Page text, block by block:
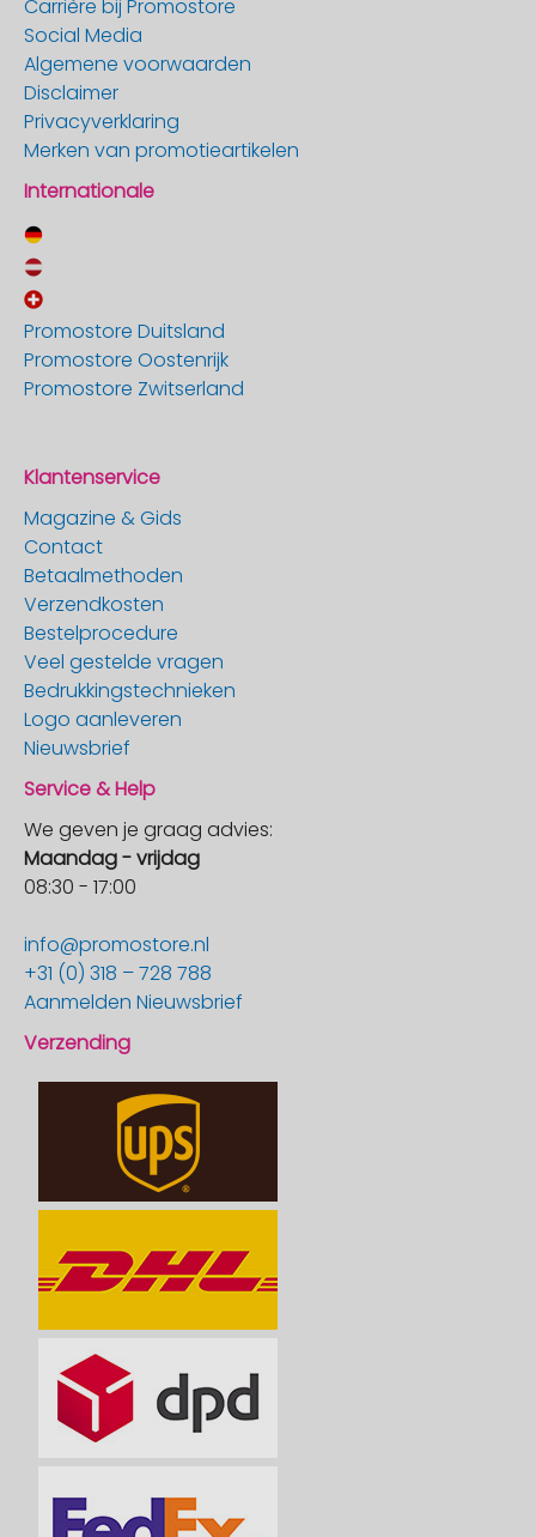
Carrière bij Promostore
Social Media
Algemene voorwaarden
Disclaimer
Privacyverklaring
Merken van promotieartikelen
Internationale
Promostore Duitsland
Promostore Oostenrijk
Promostore Zwitserland
Klantenservice
Magazine & Gids
Contact
Betaalmethoden
Verzendkosten
Bestelprocedure
Veel gestelde vragen
Bedrukkingstechnieken
Logo aanleveren
Nieuwsbrief
Service & Help
We geven je graag advies:
Maandag - vrijdag
08:30 - 17:00
info@promostore.nl
+31 (0) 318 – 728 788
Aanmelden Nieuwsbrief
Verzending